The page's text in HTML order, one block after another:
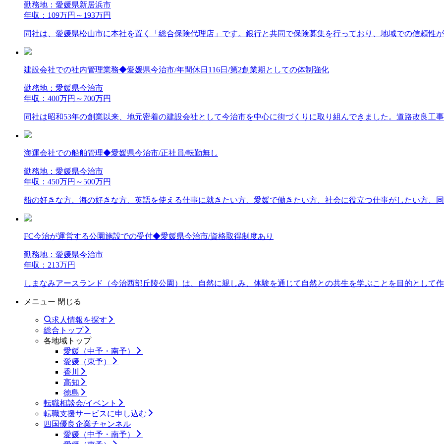
勤務地：愛媛県新居浜市
年収：109万円～193万円
同社は、愛媛県松山市に本社を置く「総合保険代理店」です。銀行と共同で保険募集を行っており、地域での信頼性
建設会社での社内管理業務◆愛媛県今治市/年間休日116日/第2創業期としての体制強化
勤務地：愛媛県今治市
年収：400万円～700万円
同社は昭和53年の創業以来、地元密着の建設会社として今治市を中心に街づくりに取り組んできました。道路改良工
海運会社での船舶管理◆愛媛県今治市/正社員/転勤無し
勤務地：愛媛県今治市
年収：450万円～500万円
船の好きな方、海の好きな方、英語を使える仕事に就きたい方、愛媛で働きたい方、社会に役立つ仕事がしたい方、
FC今治が運営する公園施設での受付◆愛媛県今治市/資格取得制度あり
勤務地：愛媛県今治市
年収：213万円
しまなみアースランド（今治西部丘陵公園）は、自然に親しみ、体験を通じて自然との共生を学ぶことを目的として
メニュー 閉じる
求人情報を探す
総合トップ
各地域トップ
愛媛（中予・南予）
愛媛（東予）
香川
高知
徳島
転職相談会/イベント
転職支援サービスに申し込む
四国優良企業チャンネル
愛媛（中予・南予）